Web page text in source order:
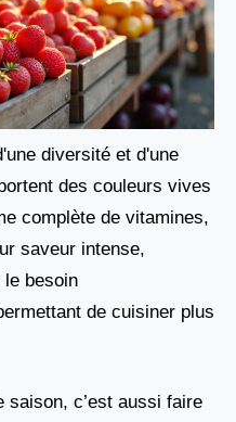
diversité et d'une
des couleurs vives
complète de vitamines,
saveur intense,
le besoin
de cuisiner plus
saison, c’est aussi faire